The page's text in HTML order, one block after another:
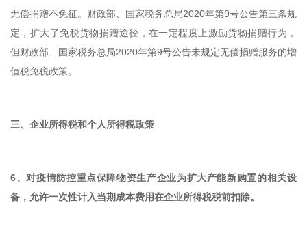
无偿捐赠不免征。财政部、国家税务总局2020年第9号公告第三条规
定，扩大了免税货物捐赠途径，在一定程度上激励货物捐赠行为，
但财政部、国家税务总局2020年第9号公告未规定无偿捐赠服务的增
值税免税政策。
三、企业所得税和个人所得税政策
6、对疫情防控重点保障物资生产企业为扩大产能新购置的相关设
备，允许一次性计入当期成本费用在企业所得税税前扣除。